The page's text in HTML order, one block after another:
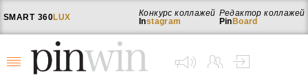
SMART 360LUX
Редактор коллажей
Pin Board
Конкурс коллажей
Instagram